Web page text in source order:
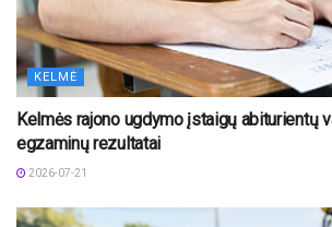
KELMĖ
Kelmės rajono ugdymo įstaigų abiturientų
egzaminų rezultatai
2026-07-21